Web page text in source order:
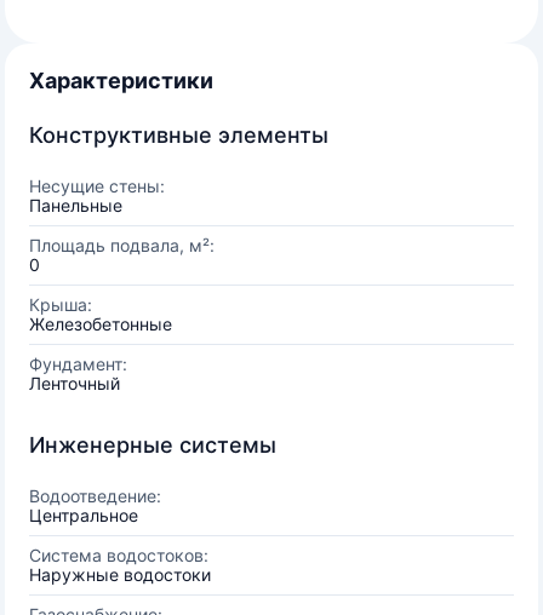
Характеристики
Конструктивные элементы
Несущие стены:
Панельные
Площадь подвала, м²:
0
Крыша:
Железобетонные
Фундамент:
Ленточный
Инженерные системы
Водоотведение:
Центральное
Система водостоков:
Наружные водостоки